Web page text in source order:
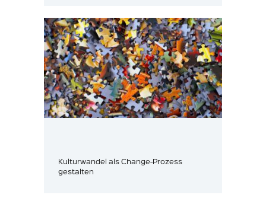
Kulturwandel als Change-Prozess
gestalten